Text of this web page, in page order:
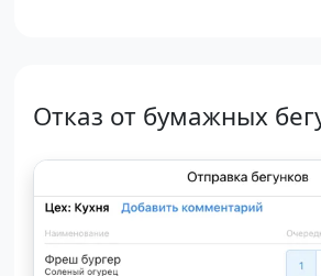
Отказ от бумажных